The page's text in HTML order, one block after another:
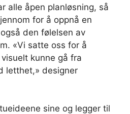
alle åpen planløsning, så
for å oppnå en
den følelsen av
«Vi satte oss for å
kunne gå fra
letthet,» designer
sine og legger til